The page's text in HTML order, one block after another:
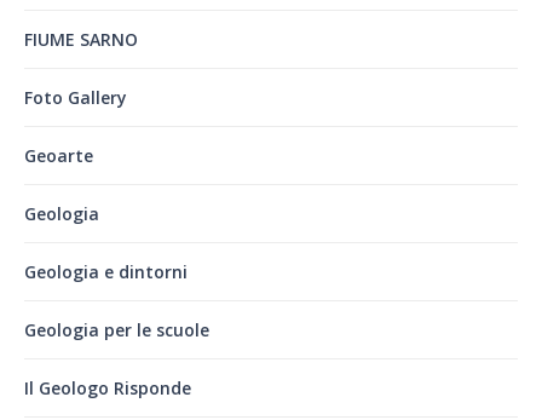
FIUME SARNO
Foto Gallery
Geoarte
Geologia
Geologia e dintorni
Geologia per le scuole
Il Geologo Risponde